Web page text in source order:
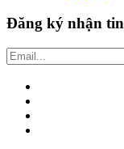
Đăng ký nhận tin